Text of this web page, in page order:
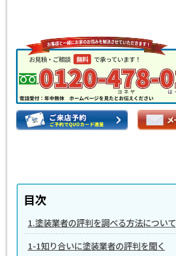
目次
1.塗装業者の評判を調べる方法について
1-1知り合いに塗装業者の評判を聞く